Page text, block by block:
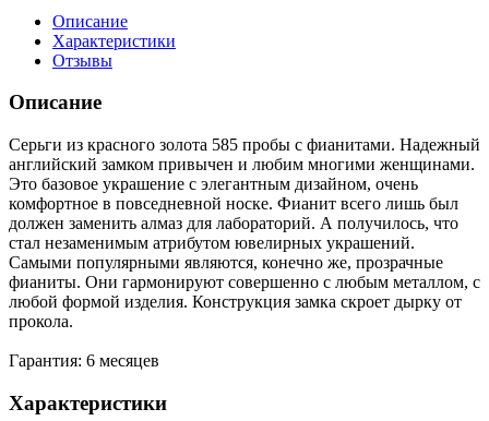
Описание
Характеристики
Отзывы
Описание
Серьги из красного золота 585 пробы с фианитами. Надежный
английский замком привычен и любим многими женщинами.
Это базовое украшение с элегантным дизайном, очень
комфортное в повседневной носке. Фианит всего лишь был
должен заменить алмаз для лабораторий. А получилось, что
стал незаменимым атрибутом ювелирных украшений.
Самыми популярными являются, конечно же, прозрачные
фианиты. Они гармонируют совершенно с любым металлом, с
любой формой изделия. Конструкция замка скроет дырку от
прокола.
Гарантия: 6 месяцев
Характеристики